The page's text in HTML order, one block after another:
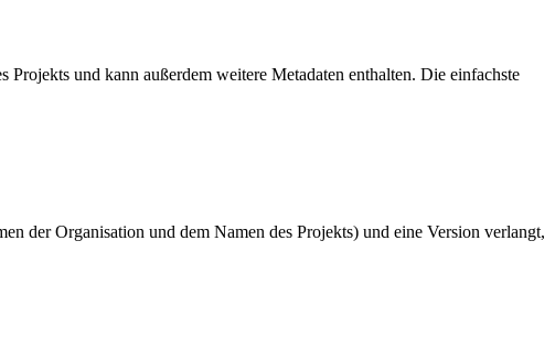
Projekts und kann außerdem weitere Metadaten enthalten. Die einfachste
der Organisation und dem Namen des Projekts) und eine Version verlangt,